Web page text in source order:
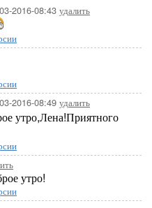
2016-08:43 удалить
2016-08:49 удалить
утро,Лена!Приятного
утро!